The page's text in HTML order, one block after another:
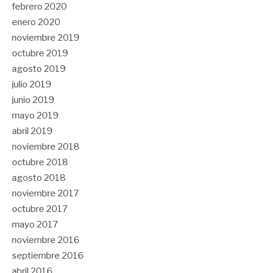
febrero 2020
enero 2020
noviembre 2019
octubre 2019
agosto 2019
julio 2019
junio 2019
mayo 2019
abril 2019
noviembre 2018
octubre 2018
agosto 2018
noviembre 2017
octubre 2017
mayo 2017
noviembre 2016
septiembre 2016